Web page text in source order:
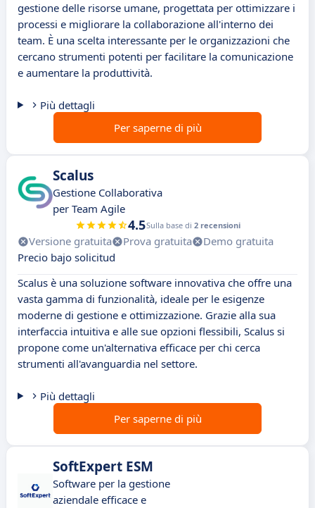
gestione delle risorse umane, progettata per ottimizzare i
processi e migliorare la collaborazione all'interno dei
team. È una scelta interessante per le organizzazioni che
cercano strumenti potenti per facilitare la comunicazione
e aumentare la produttività.
Più dettagli
Per saperne di più
Scalus
Gestione Collaborativa
per Team Agile
4.5Sulla base di 2 recensioni
Versione gratuita Prova gratuita
Demo gratuita
Precio bajo solicitud
Scalus è una soluzione software innovativa che offre una
vasta gamma di funzionalità, ideale per le esigenze
moderne di gestione e ottimizzazione. Grazie alla sua
interfaccia intuitiva e alle sue opzioni flessibili, Scalus si
propone come un'alternativa efficace per chi cerca
strumenti all'avanguardia nel settore.
Più dettagli
Per saperne di più
SoftExpert ESM
Software per la gestione
aziendale efficace e